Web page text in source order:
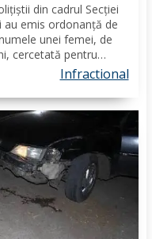
din cadrul Secției
au emis ordonanță de
unei femei, de
cercetată pentru
unui vehicul sub
Infractional